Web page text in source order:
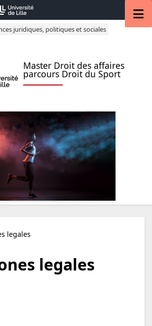
juridiques, politiques et sociales
Master Droit des affaires
parcours Droit du Sport
legales
legales